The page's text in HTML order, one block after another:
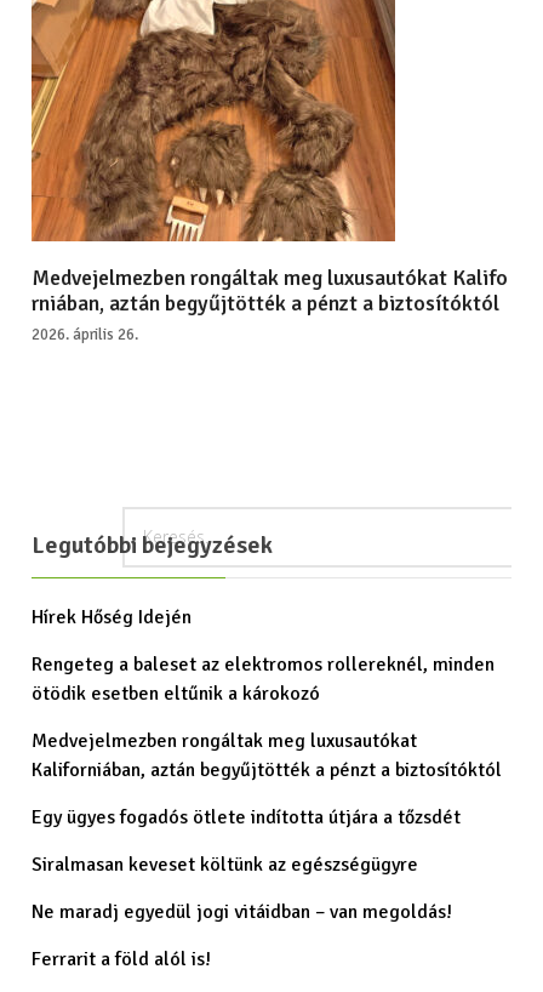
Medvejelmezben rongáltak meg luxusautókat Kalifo
rniában, aztán begyűjtötték a pénzt a biztosítóktól
2026. április 26.
Legutóbbi bejegyzések
Hírek Hőség Idején
Rengeteg a baleset az elektromos rollereknél, minden
ötödik esetben eltűnik a károkozó
Medvejelmezben rongáltak meg luxusautókat
Kaliforniában, aztán begyűjtötték a pénzt a biztosítóktól
Egy ügyes fogadós ötlete indította útjára a tőzsdét
Siralmasan keveset költünk az egészségügyre
Ne maradj egyedül jogi vitáidban – van megoldás!
Ferrarit a föld alól is!